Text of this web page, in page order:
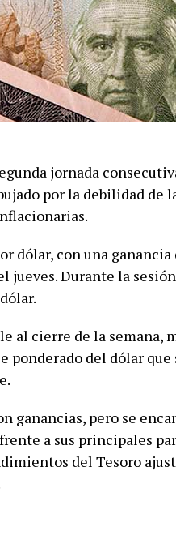
jornada
por la debilidad de
dólar, con una
Durante la
al cierre de la semana,
del dólar que
ganancias, pero se
a sus principales
del Tesoro